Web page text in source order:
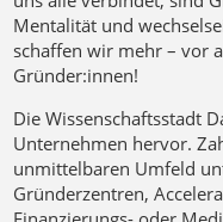
Mentalität und
schaffen wir mehr – vor
Gründer:innen!
Die Wissenschaftsstadt
Unternehmen hervor.
unmittelbaren Umfeld
Gründerzentren,